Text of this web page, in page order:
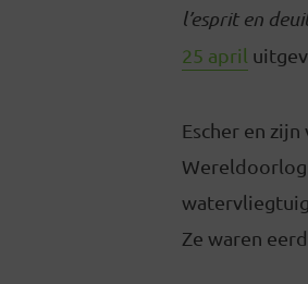
l’esprit en
25 april
Escher en
Wereldoorlog
Ze waren